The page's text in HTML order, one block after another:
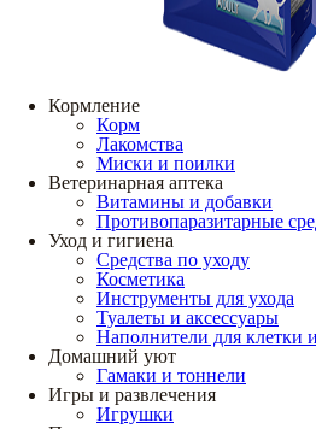
Кормление
Корм
Лакомства
Миски и поилки
Ветеринарная аптека
Витамины и добавки
Противопаразитарные
Уход и гигиена
Средства по уходу
Косметика
Инструменты для ухода
Туалеты и аксессуары
Наполнители для клетки
Домашний уют
Гамаки и тоннели
Игры и развлечения
Игрушки